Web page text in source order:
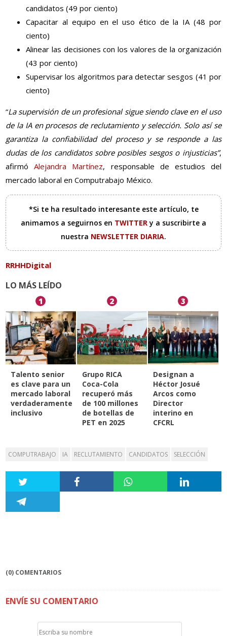
candidatos (49 por ciento)
Capacitar al equipo en el uso ético de la IA (48 por
ciento)
Alinear las decisiones con los valores de la organización
(43 por ciento)
Supervisar los algoritmos para detectar sesgos (41 por
ciento)
“La supervisión de un profesional sigue siendo clave en el uso
de la IA en procesos de reclutamiento y selección. Solo así se
garantiza la confiabilidad del proceso y se responde a las
dudas de los candidatos sobre posibles sesgos o injusticias”,
afirmóAlejandra Martínez, responsable de estudios del
mercado laboral en Computrabajo México.
*Si te ha resultado interesante este artículo, te
animamos a seguirnos en TWITTERy a suscribirte a
nuestra NEWSLETTER DIARIA.
RRHHDigital
LO MÁS LEÍDO
1
Talento senior
es clave para un
mercado laboral
verdaderamente
inclusivo
2
Grupo RICA
Coca-Cola
recuperó más
de 100 millones
de botellas de
PET en 2025
3
Designan a
Héctor Josué
Arcos como
Director
interino en
CFCRL
COMPUTRABAJO IA RECLUTAMIENTO CANDIDATOS SELECCIÓN
(0) COMENTARIOS
ENVÍE SU COMENTARIO